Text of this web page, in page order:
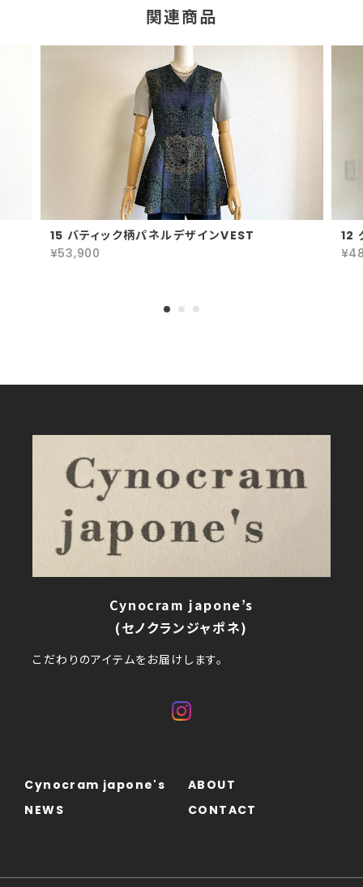
関連商品
15 バティック柄パネルデザインVEST
¥53,900
12
Cynocram japone’s
(セノクランジャポネ)
こだわりのアイテムをお届けします。
Cynocram japone's
ABOUT
NEWS
CONTACT